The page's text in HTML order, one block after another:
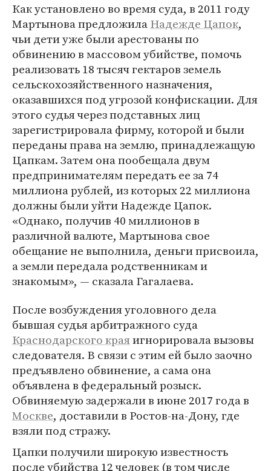
Как установлено во время суда, в 2011 году
Мартынова предложилаНадежде Цапок,
чьи дети уже были арестованы по
обвинению в массовом убийстве, помочь
реализовать 18 тысяч гектаров земель
сельскохозяйственного назначения,
оказавшихся под угрозой конфискации. Для
этого судья через подставных лиц
зарегистрировала фирму, которой и были
переданы права на землю, принадлежащую
Цапкам. Затем она пообещала двум
предпринимателям передать ее за 74
миллиона рублей, из которых 22 миллиона
должны были уйти Надежде Цапок.
«Однако, получив 40 миллионов в
различной валюте, Мартынова свое
обещание не выполнила, деньги присвоила,
а земли передала родственникам и
знакомым», — сказала Гагалаева.
После возбуждения уголовного дела
бывшая судья арбитражного суда
Краснодарского краяигнорировала вызовы
следователя. В связи с этим ей было заочно
предъявлено обвинение, а сама она
объявлена в федеральный розыск.
Обвиняемую задержали в июне 2017 года в
Москве, доставили в Ростов-на-Дону, где
взяли под стражу.
Цапки получили широкую известность
после убийства 12 человек (в том числе